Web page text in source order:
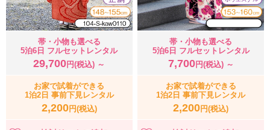
帯・小物も選べる
5泊6日 フルセットレンタル
29,700 円(税込) ～
お家で試着ができる
1泊2日 事前下見レンタル
2,200円(税込)
帯・小物も選べる
5泊6日 フルセットレンタル
7,700円(税込) ～
お家で試着ができる
1泊2日 事前下見レンタル
2,200円(税込)